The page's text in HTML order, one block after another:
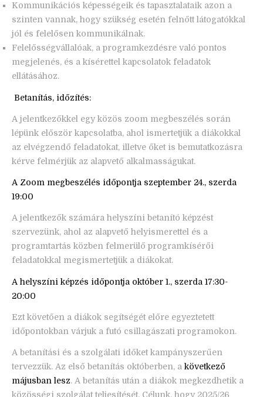
Kommunikációs képességeik és tapasztalataik azon a
szinten vannak, hogy szükség esetén felnőtt látogatókkal
jól és felelősen kommunikálnak.
Felelősségvállalóak, a programkezdésre való pontos
megjelenés, és a kísérettel kapcsolatok feladatok
ellátásához.
Betanítás, időzítés:
A jelentkezőkkel egy közös zoom megbeszélés során
lépünk először kapcsolatba, ahol ismertetjük a diákokkal
az elvégzendő feladatokat, illetve őket is bemutatkozásra
kérve felmérjük az alapvető alkalmasságukat.
A Zoom megbeszélés időpontja szeptember 24., szerda
19:00
A jelentkezők számára helyszíni betanító képzést
szervezünk, ahol az alapvető helyismerettel és a
programtartás közben felmerülő programkísérői
feladatokkal megismertetjük a diákokat.
A helyszíni képzés időpontja október 1., szerda 17:30-
20:00
Ezt követően a diákok segítségét előre egyeztetett
időpontokban várjuk a futó csillagászati programokon.
A betanítási és a szolgálati időket kampányszerűen
tervezzük. Az első betanítás októberben, a következő
májusban lesz. A betanítás után a diákok megkezdhetik a
közösségi szolgálat teljesítését. Célunk, hogy 2025/26